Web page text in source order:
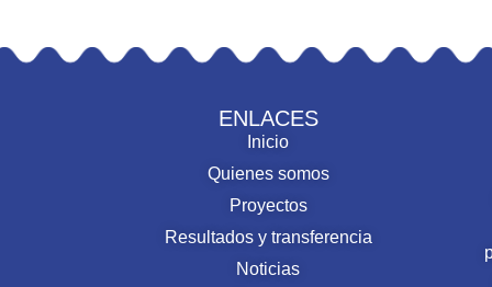
ENLACES
Inicio
Quienes somos
Proyectos
Resultados y transferencia
Noticias